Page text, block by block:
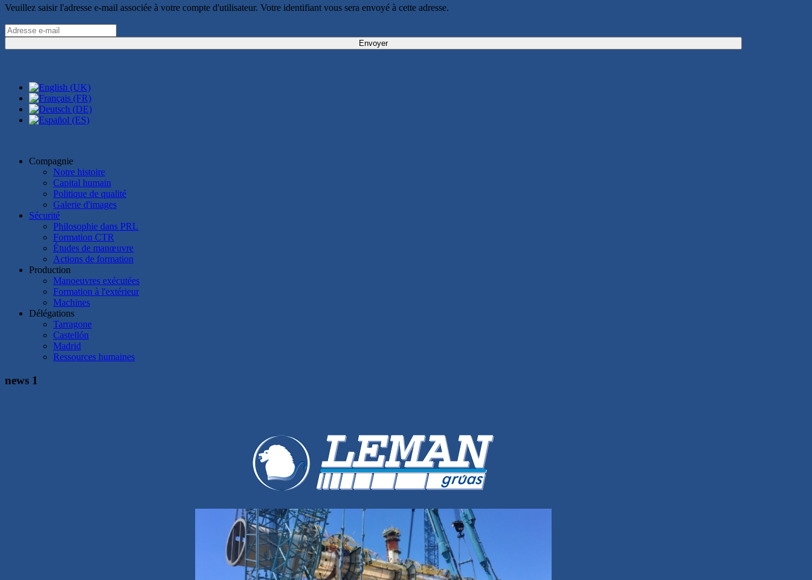
Veuillez saisir l'adresse e-mail associée à votre compte d'utilisateur. Votre identifiant vous sera envoyé à cette adresse.
Envoyer
Compagnie
Notre histoire
Capital humain
Politique de qualité
Galerie d'images
Sécurité
Philosophie dans PRL
Formation CTR
Études de manœuvre
Actions de formation
Production
Manoeuvres exécutées
Formation à l'extérieur
Machines
Délégations
Tarragone
Castellón
Madrid
Ressources humaines
news 1